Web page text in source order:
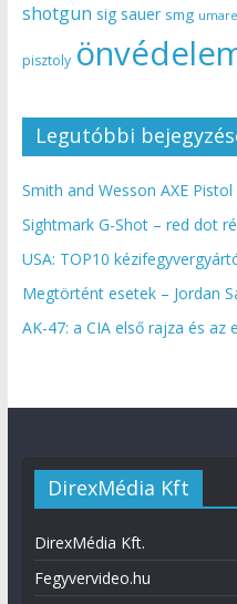
shotgun sig sauer smg
pisztoly
Legutóbbi
Smith and Wesson AXE
Sightmark G-Shot – red dot
USA: TOP10
Megtörtént esetek – Jordan
AK-47: a CIA első rajza és
DirexMédia Kft
DirexMédia Kft.
Fegyvervideo.hu